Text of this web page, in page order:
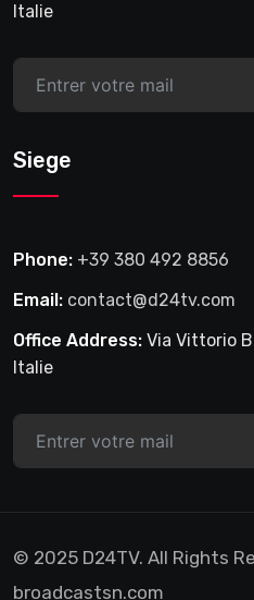
Italie
Siege
Phone: +39 380 492 8856
Email: contact@d24tv.com
Office Address: Via Vittorio
Italie
© 2025 D24TV. All Rights
broadcastsn.com